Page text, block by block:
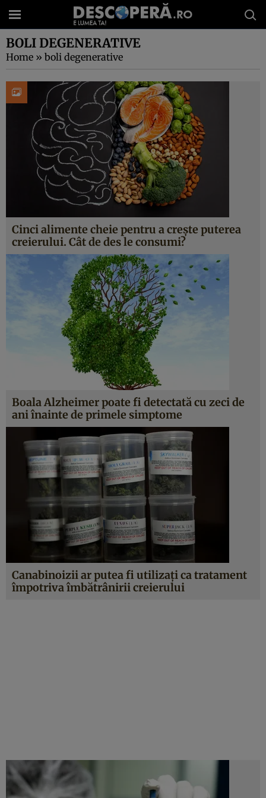
BOLI DEGENERATIVE
Home » boli degenerative
Cinci alimente cheie pentru a crește puterea
creierului. Cât de des le consumi?
Boala Alzheimer poate fi detectată cu zeci de
ani înainte de primele simptome
Canabinoizii ar putea fi utilizaţi ca tratament
împotriva îmbătrânirii creierului